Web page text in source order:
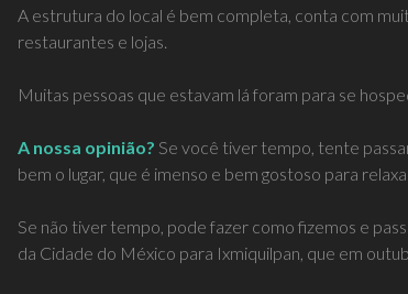
A estrutura do local é bem completa, conta com
restaurantes e lojas.
Muitas pessoas que estavam lá foram para se
A nossa opinião? Se você tiver tempo, tente
bem o lugar, que é imenso e bem gostoso para
Se não tiver tempo, pode fazer como fizemos e
da Cidade do México para Ixmiquilpan, que em